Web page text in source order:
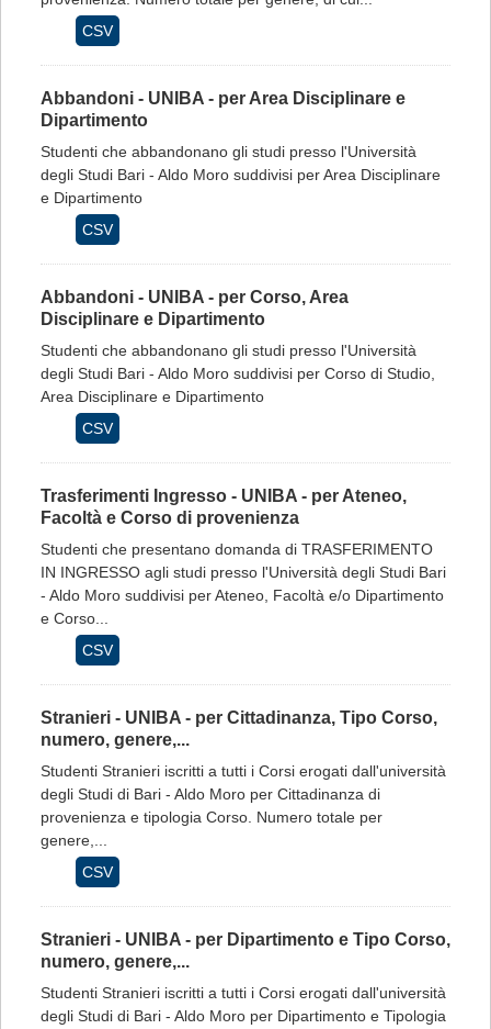
CSV
Abbandoni - UNIBA - per Area Disciplinare e
Dipartimento
Studenti che abbandonano gli studi presso l'Università
degli Studi Bari - Aldo Moro suddivisi per Area Disciplinare
e Dipartimento
CSV
Abbandoni - UNIBA - per Corso, Area
Disciplinare e Dipartimento
Studenti che abbandonano gli studi presso l'Università
degli Studi Bari - Aldo Moro suddivisi per Corso di Studio,
Area Disciplinare e Dipartimento
CSV
Trasferimenti Ingresso - UNIBA - per Ateneo,
Facoltà e Corso di provenienza
Studenti che presentano domanda di TRASFERIMENTO
IN INGRESSO agli studi presso l'Università degli Studi Bari
- Aldo Moro suddivisi per Ateneo, Facoltà e/o Dipartimento
e Corso...
CSV
Stranieri - UNIBA - per Cittadinanza, Tipo Corso,
numero, genere,...
Studenti Stranieri iscritti a tutti i Corsi erogati dall'università
degli Studi di Bari - Aldo Moro per Cittadinanza di
provenienza e tipologia Corso. Numero totale per
genere,...
CSV
Stranieri - UNIBA - per Dipartimento e Tipo Corso,
numero, genere,...
Studenti Stranieri iscritti a tutti i Corsi erogati dall'università
degli Studi di Bari - Aldo Moro per Dipartimento e Tipologia